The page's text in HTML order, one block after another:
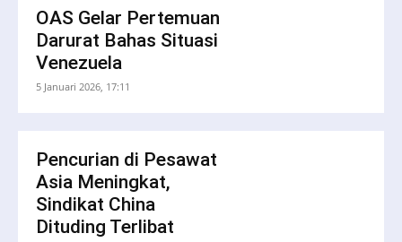
OAS Gelar Pertemuan
Darurat Bahas Situasi
Venezuela
5 Januari 2026, 17:11
Pencurian di Pesawat
Asia Meningkat,
Sindikat China
Dituding Terlibat